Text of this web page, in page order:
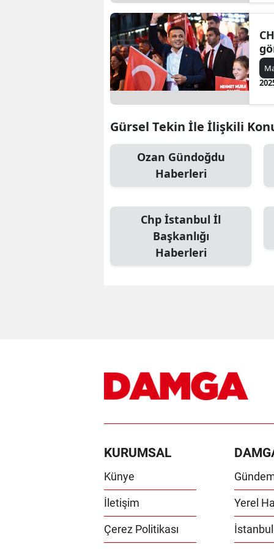
Gürsel Tekin İle İlişkili
Ozan Gündoğdu
Haberleri
Chp İstanbul İl
Başkanlığı
Haberleri
KURUMSAL
Künye
İletişim
Çerez Politikası
Yerel